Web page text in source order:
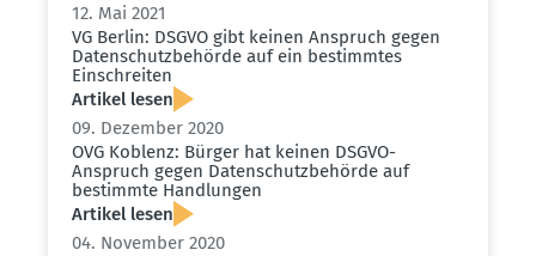
12. Mai 2021
VG Berlin: DSGVO gibt keinen Anspruch gegen
Daten­schutz­be­hörde auf ein bestimmtes
Einschreiten
Artikel lesen
09. Dezember 2020
OVG Koblenz: Bürger hat keinen DSGVO-
Anspruch gegen Daten­schutz­be­hörde auf
bestimmte Handlungen
Artikel lesen
04. November 2020